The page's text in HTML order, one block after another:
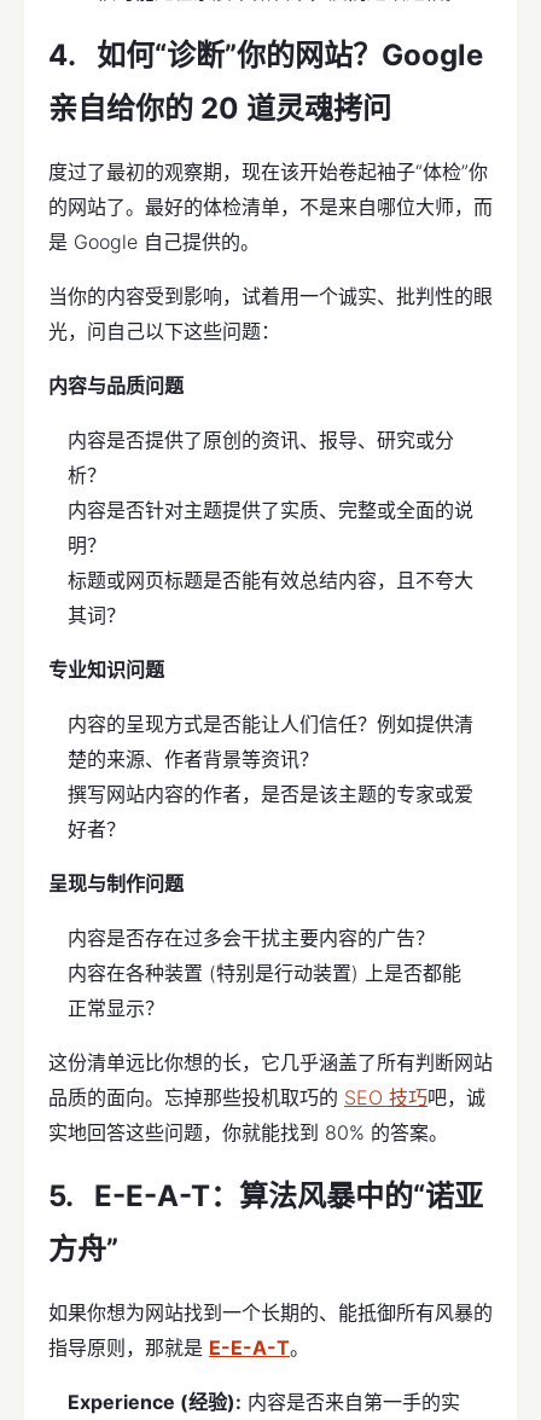
如何“诊断”你的网站？Google
亲自给你的 20 道灵魂拷问
度过了最初的观察期，现在该开始卷起袖子“体检”你
的网站了。最好的体检清单，不是来自哪位大师，而
是 Google 自己提供的。
当你的内容受到影响，试着用一个诚实、批判性的眼
光，问自己以下这些问题：
内容与品质问题
内容是否提供了原创的资讯、报导、研究或分
析？
内容是否针对主题提供了实质、完整或全面的说
明？
标题或网页标题是否能有效总结内容，且不夸大
其词？
专业知识问题
内容的呈现方式是否能让人们信任？例如提供清
楚的来源、作者背景等资讯？
撰写网站内容的作者，是否是该主题的专家或爱
好者？
呈现与制作问题
内容是否存在过多会干扰主要内容的广告？
内容在各种装置 (特别是行动装置) 上是否都能
正常显示？
这份清单远比你想的长，它几乎涵盖了所有判断网站
品质的面向。忘掉那些投机取巧的 SEO 技巧吧，诚
实地回答这些问题，你就能找到 80% 的答案。
E-E-A-T：算法风暴中的“诺亚
方舟”
如果你想为网站找到一个长期的、能抵御所有风暴的
指导原则，那就是 E-E-A-T。
Experience (经验): 内容是否来自第一手的实